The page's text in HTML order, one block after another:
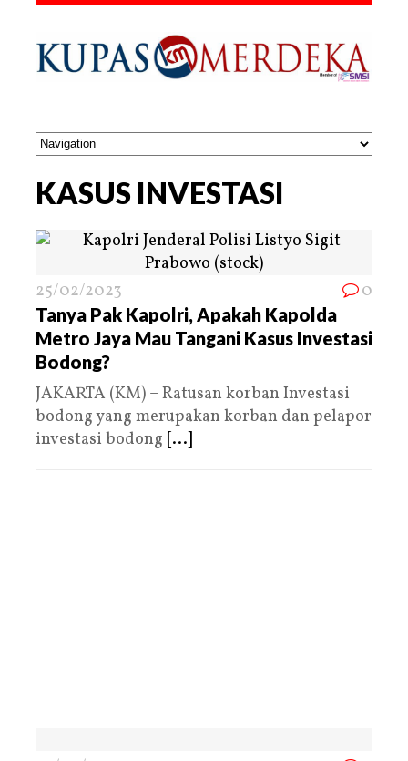
KASUS INVESTASI
25/02/2023 0
Tanya Pak Kapolri, Apakah Kapolda
Metro Jaya Mau Tangani Kasus Investasi
Bodong?
JAKARTA (KM) – Ratusan korban Investasi
bodong yang merupakan korban dan pelapor
investasi bodong [...]